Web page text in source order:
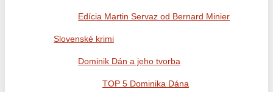
Edícia Martin Servaz od Bernard Minier
Slovenské krimi
Dominik Dán a jeho tvorba
TOP 5 Dominika Dána